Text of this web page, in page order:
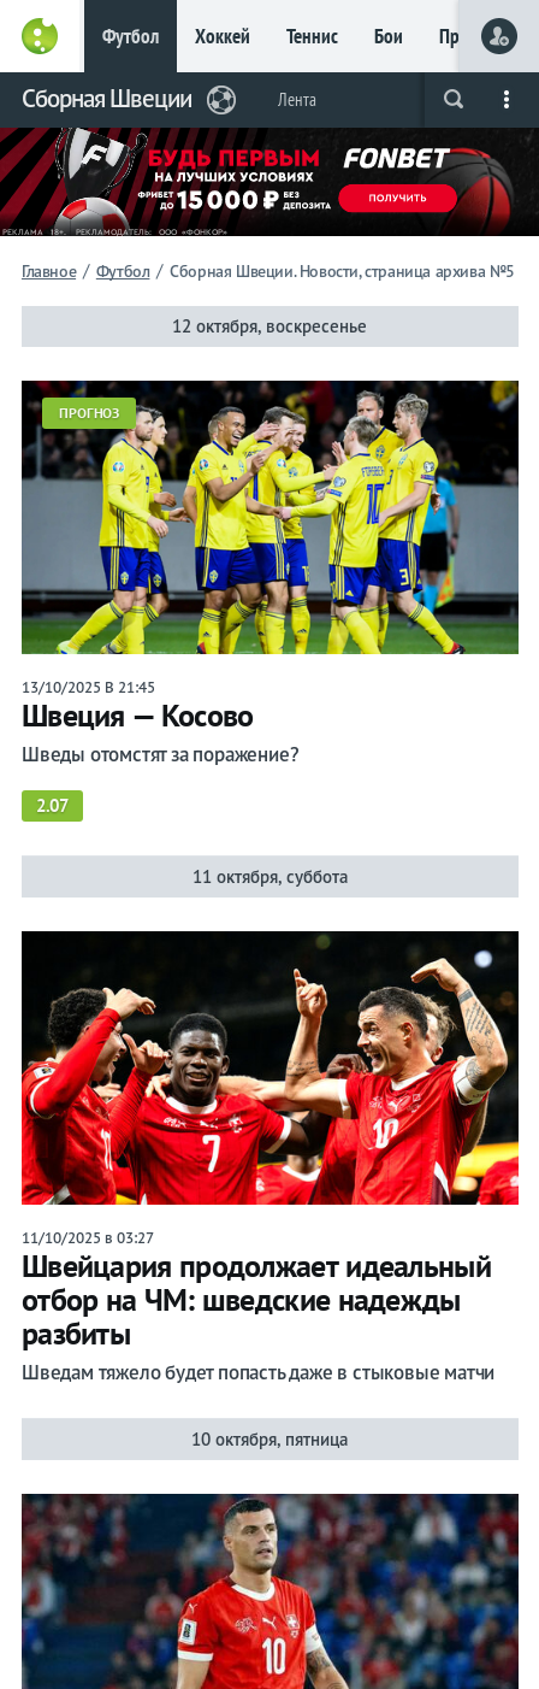
Футбол Хоккей Теннис Бои Прочие
Live Вся лента Прогнозы Букмекеры
Сборная Швеции Лента
Главное / Футбол / Сборная Швеции. Новости, страница архива №5
12 октября, воскресенье
ПРОГНОЗ
13/10/2025 В 21:45
Швеция — Косово
Шведы отомстят за поражение?
2.07
11 октября, суббота
11/10/2025 в 03:27
Швейцария продолжает идеальный
отбор на ЧМ: шведские надежды
разбиты
Шведам тяжело будет попасть даже в стыковые матчи
10 октября, пятница
Главное
Фрибет
до 15
000 ₽
Новым
игрокам, без
условий
Футбол
Швеции
Лента
Прогнозы
на спорт
Букмекеры
Хоккей
Бои
Прочие
Игры